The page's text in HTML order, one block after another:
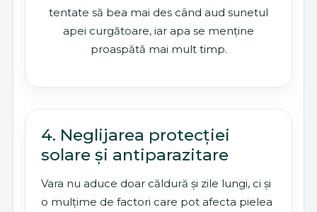
tentate să bea mai des când aud sunetul
apei curgătoare, iar apa se menține
proaspătă mai mult timp.
4. Neglijarea protecției
solare și antiparazitare
Vara nu aduce doar căldură și zile lungi, ci și
o mulțime de factori care pot afecta pielea